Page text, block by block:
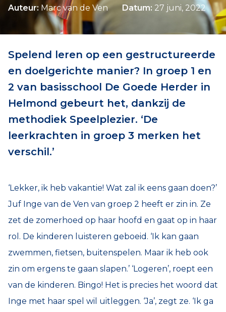
Auteur: Marc van de Ven Datum: 27 juni, 2022
Spelend leren op een gestructureerde
en doelgerichte manier? In groep 1 en
2 van basisschool De Goede Herder in
Helmond gebeurt het, dankzij de
methodiek Speelplezier. ‘De
leerkrachten in groep 3 merken het
verschil.’
‘Lekker, ik heb vakantie! Wat zal ik eens gaan doen?’
Juf Inge van de Ven van groep 2 heeft er zin in. Ze
zet de zomerhoed op haar hoofd en gaat op in haar
rol. De kinderen luisteren geboeid. ‘Ik kan gaan
zwemmen, fietsen, buitenspelen. Maar ik heb ook
zin om ergens te gaan slapen.’ ‘Logeren’, roept een
van de kinderen. Bingo! Het is precies het woord dat
Inge met haar spel wil uitleggen. ‘Ja’, zegt ze. ‘Ik ga